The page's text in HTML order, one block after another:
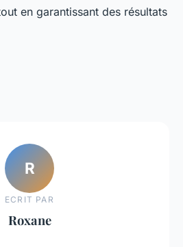
en garantissant des résultats
R
ECRIT PAR
Roxane